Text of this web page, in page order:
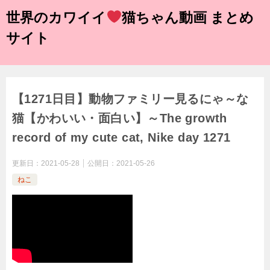
世界のカワイイ
猫ちゃん動画 まとめ
サイト
【1271日目】動物ファミリー見るにゃ～な
猫【かわいい・面白い】～The growth
record of my cute cat, Nike day 1271
更新日： 2021-05-28 公開日： 2021-05-26
ねこ